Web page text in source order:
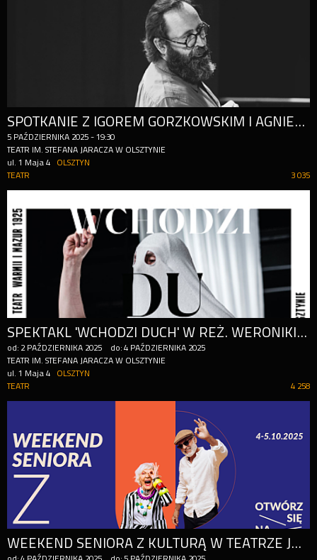
SPOTKANIE Z IGOREM GORZKOWSKIM I AGNIESZKĄ LUBOMIRĄ PIOTROWSKĄ
5 PAŹDZIERNIKA 2025 -19:30
TEATR IM. STEFANA JARACZA W OLSZTYNIE
ul. 1 Maja 4
OLSZTYN
3 035
TEATR
SPEKTAKL 'WCHODZI DUCH' W REŻ. WERONIKI SZCZAWIŃSKIEJ
od: 2 PAŹDZIERNIKA 2025 do:4 PAŹDZIERNIKA 2025
TEATR IM. STEFANA JARACZA W OLSZTYNIE
ul. 1 Maja 4
OLSZTYN
4 258
TEATR
WEEKEND SENIORA Z KULTURĄ W TEATRZE JARACZA W OLSZTYNIE